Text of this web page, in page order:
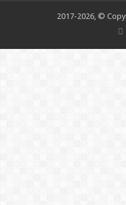
2017-2026, ©